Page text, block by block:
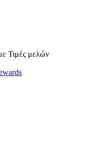
Τιμές μελών